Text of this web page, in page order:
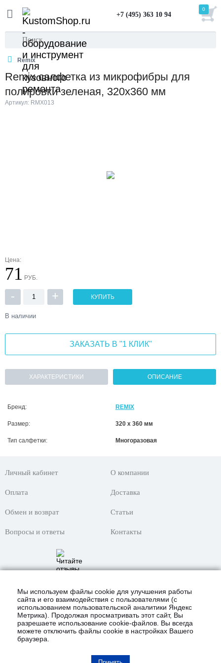
+7 (495) 363 10 94
0
Remix
Remix салфетка из микрофибры для
полировки зеленая, 320х360 мм
Артикул: RMX013
Цена:
71 РУБ.
- + КУПИТЬ
В наличии
ЗАКАЗАТЬ В "1 КЛИК"
ХАРАКТЕРИСТИКИ ОПИСАНИЕ
Бренд: REMIX
Размер: 320 х 360 мм
Тип салфетки: Многоразовая
Личный кабинет О компании
Оплата Доставка
Обмен и возврат Статьи
Вопросы и ответы Контакты
Карта сайта
Мы используем файлы cookie для улучшения работы
сайта и его взаимодействия с пользователями (с
использованием пользовательской аналитики Яндекс
Метрика). Продолжая просматривать этот сайт, Вы
разрешаете использование cookie-файлов. Вы всегда
можете отключить файлы cookie в настройках Вашего
браузера.